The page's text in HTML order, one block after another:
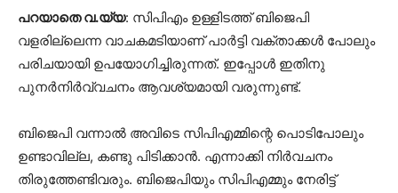
പറയാതെ വ.യ്യ: സിപിഎം ഉള്ളിടത്ത് ബിജെപി
വളരില്ലെന്ന വാചകമടിയാണ് പാര്‍ട്ടി വക്താക്കള്‍ പോലും
പരിചയായി ഉപയോഗിച്ചിരുന്നത്. ഇപ്പോള്‍ ഇതിനു
പുനര്‍നിര്‍വ്വചനം ആവശ്യമായി വരുന്നുണ്ട്.
ബിജെപി വന്നാല്‍ അവിടെ സിപിഎമ്മിന്റെ പൊടിപോലും
ഉണ്ടാവില്ല, കണ്ടു പിടിക്കാന്‍. എന്നാക്കി നിര്‍വചനം
തിരുത്തേണ്ടിവരും. ബിജെപിയും സിപിഎമ്മും നേരിട്ട്